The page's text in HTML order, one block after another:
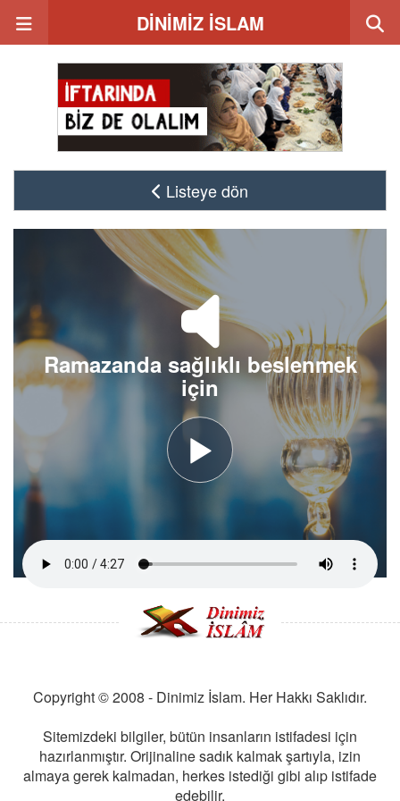
DİNİMİZ İSLAM
Listeye dön
Ramazanda sağlıklı beslenmek
için
Copyright © 2008 - Dinimiz İslam. Her Hakkı Saklıdır.
Sitemizdeki bilgiler, bütün insanların istifadesi için
hazırlanmıştır. Orijinaline sadık kalmak şartıyla, izin
almaya gerek kalmadan, herkes istediği gibi alıp istifade
edebilir.